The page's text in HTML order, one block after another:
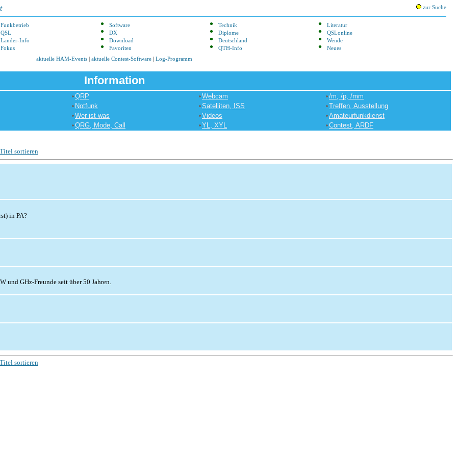
zur Suche
Funkbetrieb Software Technik
Literatur
QSL
DX Diplome
QSLonline
Länder-Info
Download Deutschland
Wende
Fokus
Favoriten QTH-Info
Neues
aktuelle HAM-Events
aktuelle Contest-Software Log-Programm
Information
QRP Webcam
/m, /p, /mm
Notfunk
Satelliten, ISS
Treffen, Ausstellung
Wer ist was
Videos
Amateurfunkdienst
QRG, Mode, Call
YL, XYL Contest, ARDF
sortieren
in PA?
und GHz-Freunde seit über 50 Jahren.
sortieren